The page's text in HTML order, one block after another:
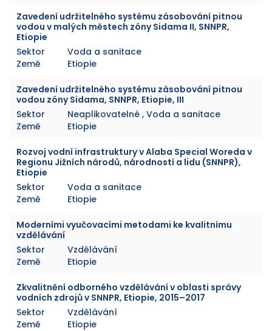
Zavedení udržitelného systému zásobování pitnou
vodou v malých městech zóny Sidama II, SNNPR,
Etiopie
Sektor
Voda a sanitace
Země
Etiopie
Zavedení udržitelného systému zásobování pitnou
vodou zóny Sidama, SNNPR, Etiopie, III
Sektor
Neaplikovatelné , Voda a sanitace
Země
Etiopie
Rozvoj vodní infrastruktury v Alaba Special Woreda v
Regionu Jižních národů, národností a lidu (SNNPR),
Etiopie
Sektor
Voda a sanitace
Země
Etiopie
Moderními vyučovacími metodami ke kvalitnímu
vzdělávání
Sektor
Vzdělávání
Země
Etiopie
Zkvalitnění odborného vzdělávání v oblasti správy
vodních zdrojů v SNNPR, Etiopie, 2015–2017
Sektor
Vzdělávání
Země
Etiopie